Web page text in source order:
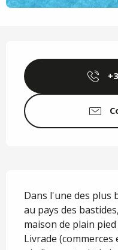
Dans l'une des plus
au pays des
maison de plain
Livrade (commerces